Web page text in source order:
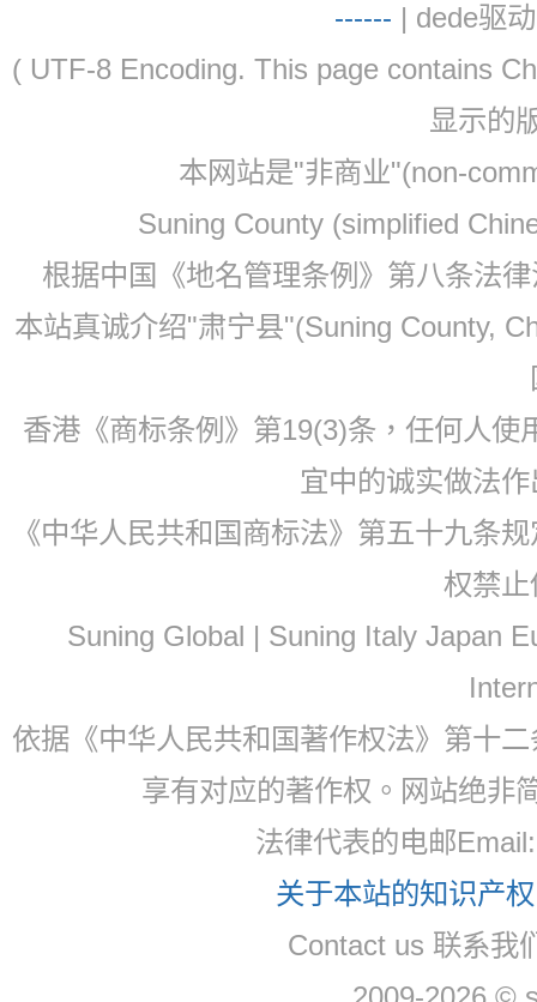
------ | dede驱
( UTF-8 Encoding. This page contains
显示的
本网站是"非商业"(non-
Suning County (simplified
根据中国《地名管理条例》第八条法
本站真诚介绍"肃宁县"(Suning County,
香港《商标条例》第19(3)条，任何人
宜中的诚实做法
《中华人民共和国商标法》第五十九条
权禁
Suning Global | Suning Italy Japan
依据《中华人民共和国著作权法》第十
享有对应的著作权。网站绝非
法律代表的电邮
关于本站的知识产
Contact us 联系我